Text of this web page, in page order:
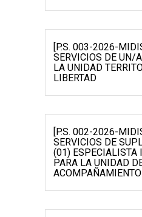
[P.S. 003-2026-
SERVICIOS DE UN/
LA UNIDAD
LIBERTAD
[P.S. 002-2026-
SERVICIOS DE
(01) ESPECIALISTA
PARA LA UNIDAD
ACOMPAÑAMIENTO